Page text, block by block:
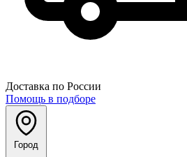
Доставка по России
Помощь в подборе
Город